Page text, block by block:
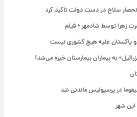
سلاح در دست دولت تاکید کرد
زهرا توسط شادمهر + فیلم
و پاکستان علیه هیچ کشوری نیست
به بیماران بیمارستان خیره می‌شد!
در پرسپولیس ماندنی شد
شهر